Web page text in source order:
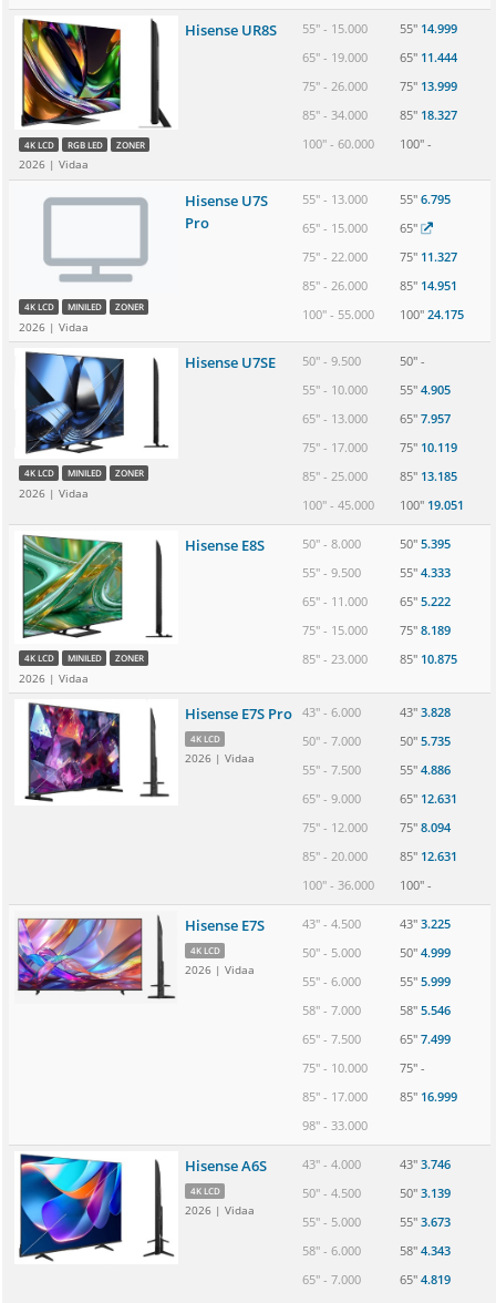
Hisense UR8S
4K LCD RGB LED ZONER
2026 | Vidaa
55" - 15.000
65" - 19.000
75" - 26.000
85" - 34.000
100" - 60.000
55" 14.999
65" 11.444
75" 13.999
85" 18.327
100" -
Hisense U7S
Pro
4K LCD MINILED ZONER
2026 | Vidaa
55" - 13.000
65" - 15.000
75" - 22.000
85" - 26.000
100" - 55.000
55" 6.795
65"
75" 11.327
85" 14.951
100" 24.175
Hisense U7SE
4K LCD MINILED ZONER
2026 | Vidaa
50" - 9.500
55" - 10.000
65" - 13.000
75" - 17.000
85" - 25.000
100" - 45.000
50" -
55" 4.905
65" 7.957
75" 10.119
85" 13.185
100" 19.051
Hisense E8S
4K LCD MINILED ZONER
2026 | Vidaa
50" - 8.000
55" - 9.500
65" - 11.000
75" - 15.000
85" - 23.000
50" 5.395
55" 4.333
65" 5.222
75" 8.189
85" 10.875
Hisense E7S Pro
4K LCD
2026 | Vidaa
43" - 6.000
50" - 7.000
55" - 7.500
65" - 9.000
75" - 12.000
85" - 20.000
100" - 36.000
43" 3.828
50" 5.735
55" 4.886
65" 12.631
75" 8.094
85" 12.631
100" -
Hisense E7S
4K LCD
2026 | Vidaa
43" - 4.500
50" - 5.000
55" - 6.000
58" - 7.000
65" - 7.500
75" - 10.000
85" - 17.000
98" - 33.000
43" 3.225
50" 4.999
55" 5.999
58" 5.546
65" 7.499
75" -
85" 16.999
Hisense A6S
4K LCD
2026 | Vidaa
43" - 4.000
50" - 4.500
55" - 5.000
58" - 6.000
65" - 7.000
43" 3.746
50" 3.139
55" 3.673
58" 4.343
65" 4.819